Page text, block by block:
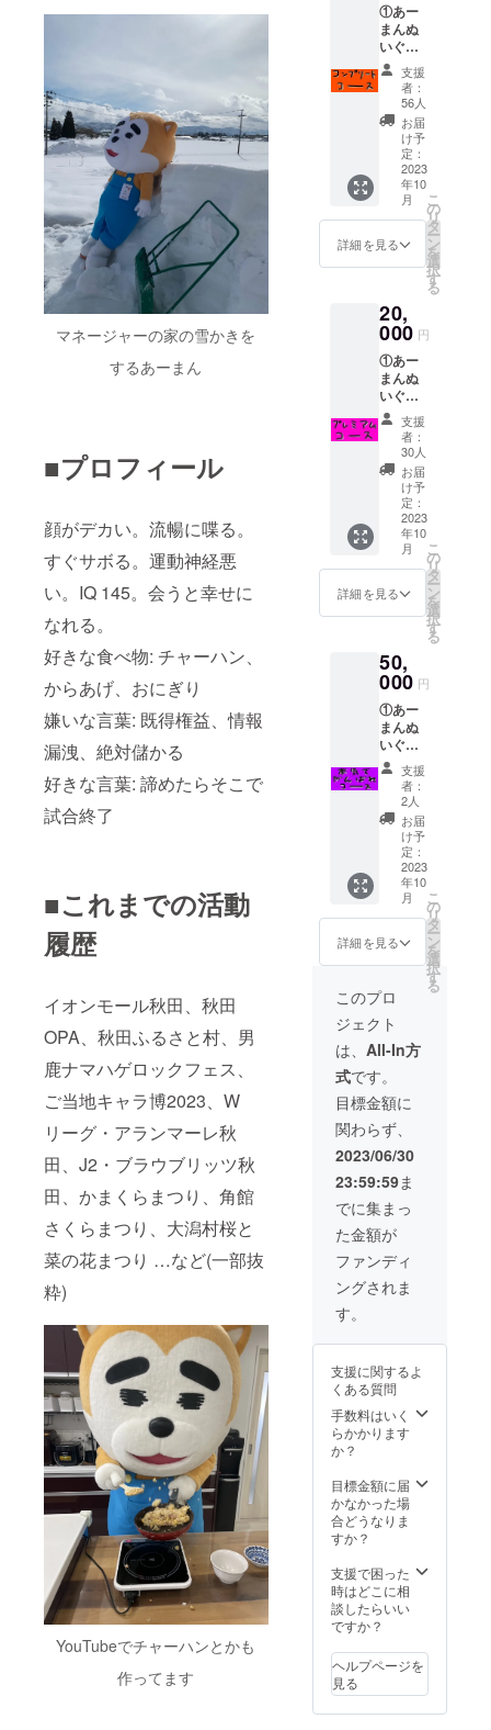
マネージャーの家の雪かきを
するあーまん
■プロフィール
顔がデカい。流暢に喋る。
すぐサボる。運動神経悪
い。IQ 145。会うと幸せに
なれる。
好きな食べ物: チャーハン、
からあげ、おにぎり
嫌いな言葉: 既得権益、情報
漏洩、絶対儲かる
好きな言葉: 諦めたらそこで
試合終了
■これまでの活動
履歴
イオンモール秋田、秋田
OPA、秋田ふるさと村、男
鹿ナマハゲロックフェス、
ご当地キャラ博2023、W
リーグ・アランマーレ秋
田、J2・ブラウブリッツ秋
田、かまくらまつり、角館
さくらまつり、大潟村桜と
菜の花まつり …など(一部抜
粋)
YouTubeでチャーハンとかも
作ってます
①あー
まんぬ
いぐる
みキー
ホル
ダー ②
あーま
んぬい
ぐるみ
③お礼
の動画
④チェ
キ3枚
(サイン
付き) ⑤
限定ア
クリル
スタン
ド 上記
5点をお
返しし
ます。
支援
者：
56人
お届
け予
定：
2023
年10
月
詳細を見る
こ
の
リ
タ
ー
ン
を
選
択
す
る
20,
000 円
①あー
まんぬ
いぐる
みキー
ホル
ダー ②
あーま
んぬい
ぐるみ
③お礼
の動画
④チェ
キ3枚
(サイン
付き) ⑤
限定ア
クリル
スタン
ド ⑥ク
ラファ
ン限定
フェイ
スタオ
ル ⑦サ
ンクス
レター
⑧あー
まん画
伯の油
絵(直筆
1点も
の) 上記
ます。
支援
者：
30人
お届
け予
定：
2023
年10
月
詳細を見る
こ
の
リ
タ
ー
ン
を
選
択
す
る
50,
000 円
①あー
まんぬ
いぐる
みキー
ホル
ダー3個
②あー
まんぬ
いぐる
み3個
③お礼
の動画
④チェ
キ3枚
(サイン
付き) ⑤
クラ
ファン
限定ア
クリル
スタン
ド ⑥ク
ラファ
ン限定
フェイ
スタオ
ル ⑦サ
ンクス
レター
⑧あー
まん画
伯の油
絵(直筆
1点も
ち1時間
仕事し
ます 上
記9点を
お返し
※⑨のお
仕事内
容につ
ネー
ジャー
と連絡
のやり
してい
ただき
ます。
支援
者：
2人
お届
け予
定：
2023
年10
月
詳細を見る
こ
の
リ
タ
ー
ン
を
選
択
す
る
このプロ
ジェクト
は、 All-In方
式です。
目標金額に
関わらず、
2023/06/30
23:59:59ま
でに集まっ
た金額が
ファンディ
ングされま
す。
支援に関するよ
くある質問
手数料はいく
らかかります
か？
目標金額に届
かなかった場
合どうなりま
すか？
支援で困った
時はどこに相
談したらいい
ですか？
ヘルプページを
見る